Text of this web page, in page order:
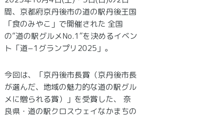
間、京都府京丹後市の道の駅丹後王国
「食のみやこ」で開催された 全国
の“道の駅グルメNo.1”を決めるイベン
ト「道−1グランプリ2025」。
今回は、「京丹後市長賞（京丹後市長
が選んだ、地域の魅力的な道の駅グル
メに贈られる賞）」を受賞した、 奈
良県・道の駅クロスウェイなかまちの